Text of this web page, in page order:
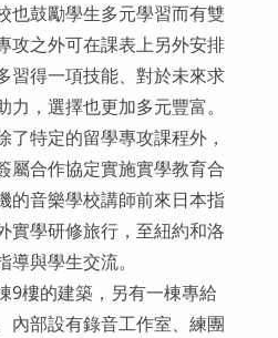
也鼓勵學生多元學習而有雙
攻之外可在課表上另外安排
習得一項技能、對於未來求
，選擇也更加多元豐富。
了特定的留學專攻課程外，
屬合作協定實施實學教育合
的音樂學校講師前來日本指
實學研修旅行，至紐約和洛
與學生交流。
9樓的建築，另有一棟專給
內部設有錄音工作室、練團